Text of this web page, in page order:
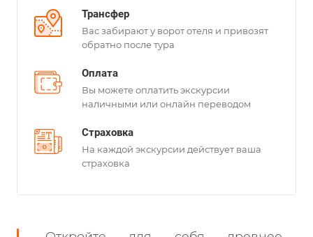
Трансфер
Вас забирают у ворот отеля и привозят
обратно после тура
Оплата
Вы можете оплатить экскурсии
наличными или онлайн переводом
Страховка
На каждой экскурсии действует ваша
страховка